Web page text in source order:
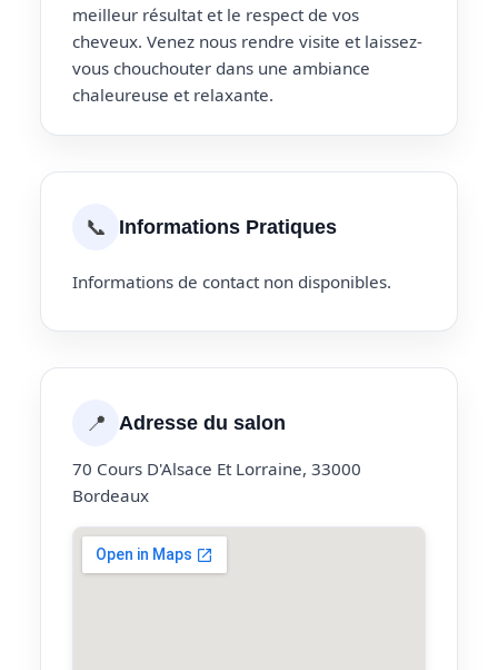
meilleur résultat et le respect de vos
cheveux. Venez nous rendre visite et laissez-
vous chouchouter dans une ambiance
chaleureuse et relaxante.
📞 Informations Pratiques
Informations de contact non disponibles.
📍 Adresse du salon
70 Cours D'Alsace Et Lorraine, 33000
Bordeaux